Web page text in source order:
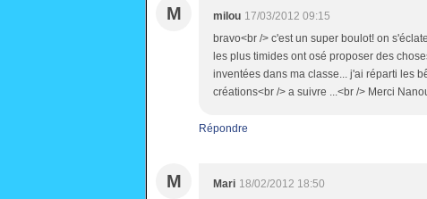
M milou 17/03/2012 09:15
bravo<br /> c'est un super boulot! on
les plus timides ont osé proposer des
inventées dans ma classe... j'ai réparti les
créations<br /> a suivre ...<br /> Merci
Répondre
M Mari 18/02/2012 18:50